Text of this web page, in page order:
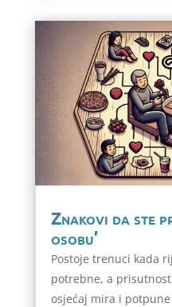
Znakovi da ste
osobu’
Postoje trenuci kada
potrebne, a
osjećaj mira i